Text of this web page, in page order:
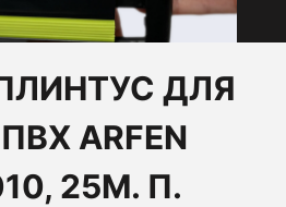
ДЛЯ
ARFEN
25М. П.